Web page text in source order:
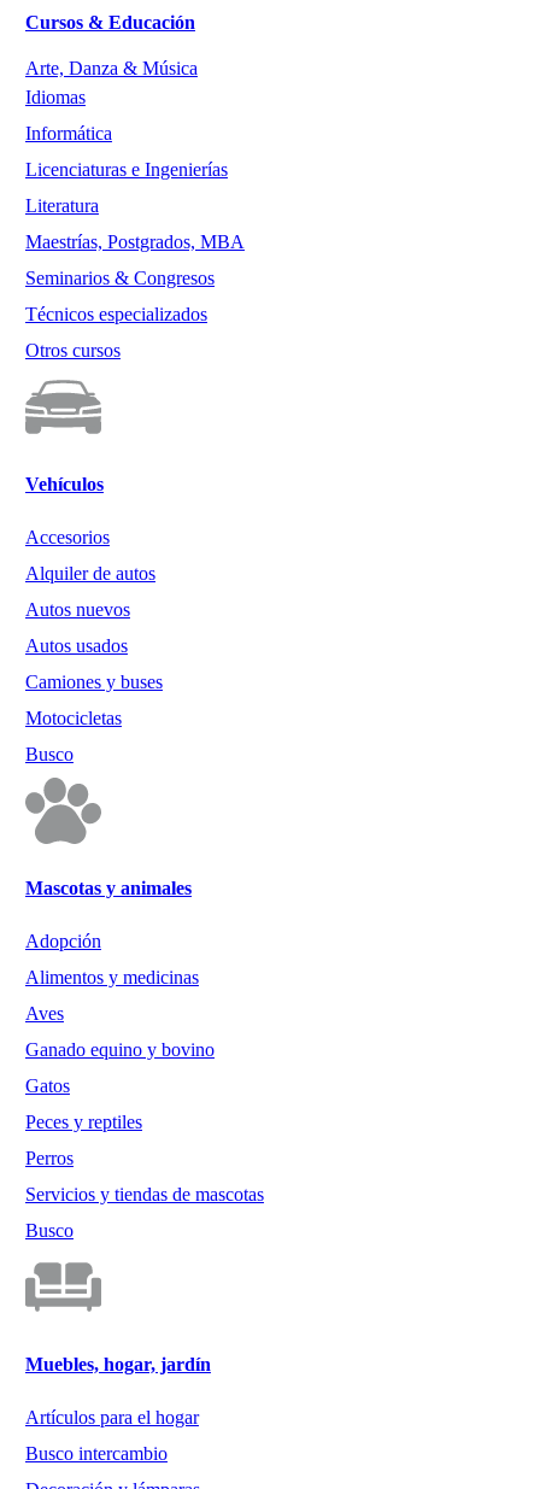
Cursos & Educación
Arte, Danza & Música
Idiomas
Informática
Licenciaturas e Ingenierías
Literatura
Maestrías, Postgrados, MBA
Seminarios & Congresos
Técnicos especializados
Otros cursos
Vehículos
Accesorios
Alquiler de autos
Autos nuevos
Autos usados
Camiones y buses
Motocicletas
Busco
Mascotas y animales
Adopción
Alimentos y medicinas
Aves
Ganado equino y bovino
Gatos
Peces y reptiles
Perros
Servicios y tiendas de mascotas
Busco
Muebles, hogar, jardín
Artículos para el hogar
Busco intercambio